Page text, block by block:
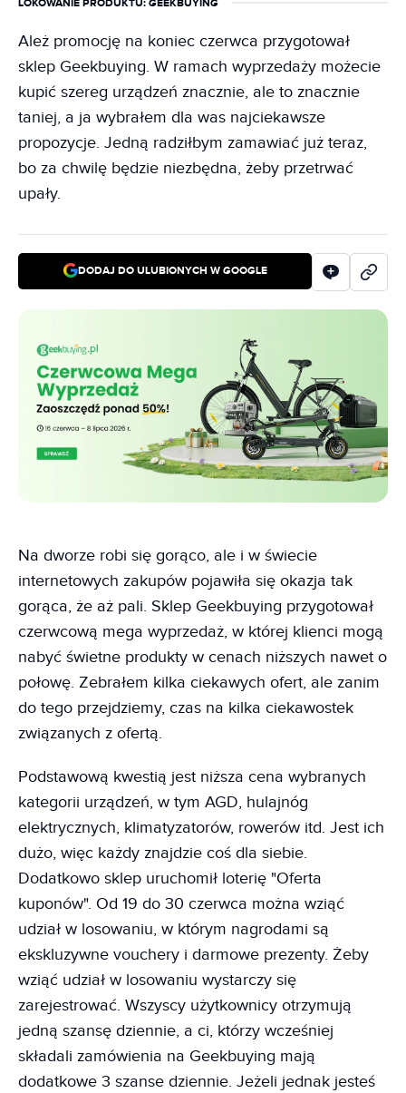
LOKOWANIE PRODUKTU: GEEKBUYING
Ależ promocję na koniec czerwca przygotował
sklep Geekbuying. W ramach wyprzedaży możecie
kupić szereg urządzeń znacznie, ale to znacznie
taniej, a ja wybrałem dla was najciekawsze
propozycje. Jedną radziłbym zamawiać już teraz,
bo za chwilę będzie niezbędna, żeby przetrwać
upały.
DODAJ DO ULUBIONYCH W GOOGLE
Na dworze robi się gorąco, ale i w świecie
internetowych zakupów pojawiła się okazja tak
gorąca, że aż pali. Sklep Geekbuying przygotował
czerwcową mega wyprzedaż, w której klienci mogą
nabyć świetne produkty w cenach niższych nawet o
połowę. Zebrałem kilka ciekawych ofert, ale zanim
do tego przejdziemy, czas na kilka ciekawostek
związanych z ofertą.
Podstawową kwestią jest niższa cena wybranych
kategorii urządzeń, w tym AGD, hulajnóg
elektrycznych, klimatyzatorów, rowerów itd. Jest ich
dużo, więc każdy znajdzie coś dla siebie.
Dodatkowo sklep uruchomił loterię "Oferta
kuponów". Od 19 do 30 czerwca można wziąć
udział w losowaniu, w którym nagrodami są
ekskluzywne vouchery i darmowe prezenty. Żeby
wziąć udział w losowaniu wystarczy się
zarejestrować. Wszyscy użytkownicy otrzymują
jedną szansę dziennie, a ci, którzy wcześniej
składali zamówienia na Geekbuying mają
dodatkowe 3 szanse dziennie. Jeżeli jednak jesteś